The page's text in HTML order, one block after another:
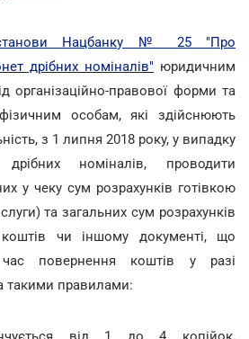
Нацбанку № 25 "Про
дрібних номіналів" юридичним
організаційно-правової форми та
особам, які здійснюють
з 1 липня 2018 року, у випадку
дрібних номіналів, проводити
у чеку сум розрахунків готівкою
та загальних сум розрахунків
чи іншому документі, що
повернення коштів у разі
такими правилами: